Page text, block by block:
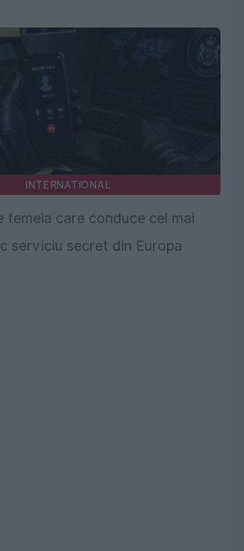
INTERNATIONAL
femeia care conduce cel mai
serviciu secret din Europa